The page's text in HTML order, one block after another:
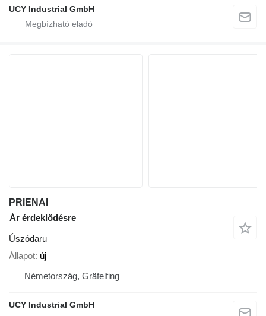
UCY Industrial GmbH
PRIENAI
Ár érdeklődésre
Úszódaru
Állapot új
Németország, Gräfelfing
UCY Industrial GmbH